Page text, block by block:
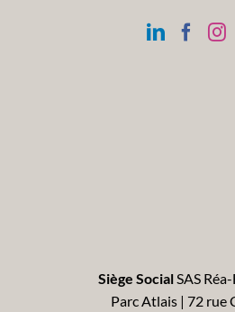
Siège SocialSAS
Parc Atlais | 72 rue